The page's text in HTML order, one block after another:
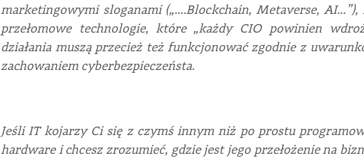
marketingowymi sloganami („….Blockchain, Metaverse,
przełomowe technologie, które „każdy CIO powinien
działania muszą przecież też funkcjonować zgodnie z
zachowaniem cyberbezpieczeństa.
Jeśli IT kojarzy Ci się z czymś innym niż po prostu
hardware i chcesz zrozumieć, gdzie jest jego przełożenie na